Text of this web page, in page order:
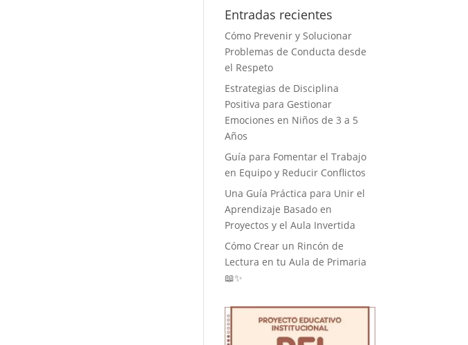
Entradas recientes
Cómo Prevenir y Solucionar
Problemas de Conducta desde
el Respeto
Estrategias de Disciplina
Positiva para Gestionar
Emociones en Niños de 3 a 5
Años
Guía para Fomentar el Trabajo
en Equipo y Reducir Conflictos
Una Guía Práctica para Unir el
Aprendizaje Basado en
Proyectos y el Aula Invertida
Cómo Crear un Rincón de
Lectura en tu Aula de Primaria
📖✨